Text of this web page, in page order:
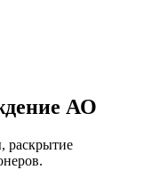
АО
раскрытие